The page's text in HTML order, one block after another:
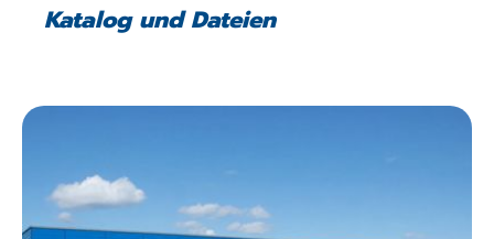
Katalog und Dateien